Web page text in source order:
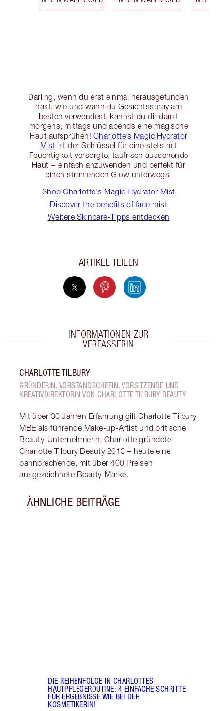
Darling, wenn du erst einmal herausgefunden
hast, wie und wann du Gesichtsspray am
besten verwendest, kannst du dir damit
morgens, mittags und abends eine magische
Haut aufsprühen! Charlotte’s Magic Hydrator
Mist ist der Schlüssel für eine stets mit
Feuchtigkeit versorgte, taufrisch aussehende
Haut − einfach anzuwenden und perfekt für
einen strahlenden Glow unterwegs!
Shop Charlotte's Magic Hydrator Mist
Discover the benefits of face mist
Weitere Skincare-Tipps entdecken
ARTIKEL TEILEN
INFORMATIONEN ZUR
VERFASSERIN
CHARLOTTE TILBURY
GRÜNDERIN, VORSTANDSCHEFIN, VORSITZENDE UND
KREATIVDIREKTORIN VON CHARLOTTE TILBURY BEAUTY
Mit über 30 Jahren Erfahrung gilt Charlotte Tilbury
MBE als führende Make-up-Artist und britische
Beauty-Unternehmerin. Charlotte gründete
Charlotte Tilbury Beauty 2013 – heute eine
bahnbrechende, mit über 400 Preisen
ausgezeichnete Beauty-Marke.
ÄHNLICHE BEITRÄGE
DIE REIHENFOLGE IN CHARLOTTES
HAUTPFLEGEROUTINE: 4 EINFACHE SCHRITTE
FÜR ERGEBNISSE WIE BEI DER
KOSMETIKERIN!